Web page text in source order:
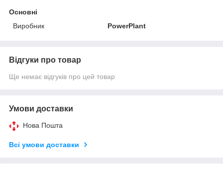
Основні
Виробник
PowerPlant
Відгуки про товар
Ще немає відгуків про цей товар
Умови доставки
Нова Пошта
Всі умови доставки